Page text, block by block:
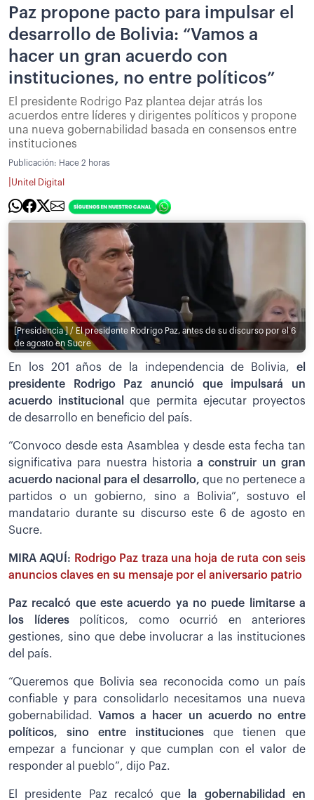
Paz propone pacto para impulsar el
desarrollo de Bolivia: “Vamos a
hacer un gran acuerdo con
instituciones, no entre políticos”
El presidente Rodrigo Paz plantea dejar atrás los
acuerdos entre líderes y dirigentes políticos y propone
una nueva gobernabilidad basada en consensos entre
instituciones
Publicación: Hace 2 horas
Unitel Digital
[Presidencia ] / El presidente Rodrigo Paz, antes de su discurso por el 6
de agosto en Sucre
En los 201 años de la independencia de Bolivia, el
presidente Rodrigo Paz anunció que impulsará un
acuerdo institucional
que permita ejecutar proyectos
de desarrollo en beneficio del país.
”Convoco desde esta Asamblea y desde esta fecha tan
significativa para nuestra historiaa construir un gran
acuerdo nacional para el desarrollo, que no pertenece a
partidos o un gobierno, sino a Bolivia”, sostuvo el
mandatario durante su discurso este 6 de agosto en
Sucre.
MIRA AQUÍ: Rodrigo Paz traza una hoja de ruta con seis
anuncios claves en su mensaje por el aniversario patrio
Paz recalcó que este acuerdo ya no puede limitarse a
los líderespolíticos, como ocurrió en anteriores
gestiones, sino que debe involucrar a las instituciones
del país.
“Queremos que Bolivia sea reconocida como un país
confiable y para consolidarlo necesitamos una nueva
gobernabilidad.
Vamos a hacer un acuerdo no entre
políticos, sino entre instituciones que tienen que
empezar a funcionar y que cumplan con el valor de
responder al pueblo”, dijo Paz.
El presidente Paz recalcó que la gobernabilidad en